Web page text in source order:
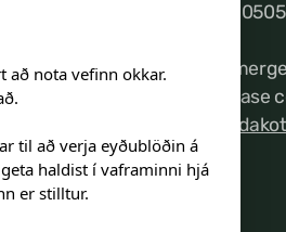
öryggi
við
Kennitala
In case of
students please
að nota vefinn okkar.
til að verja eyðublöðin á
haldist í vaframinni hjá
er stilltur.